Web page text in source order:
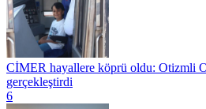
CİMER hayallere köprü oldu: Otizmli
gerçekleştirdi
6